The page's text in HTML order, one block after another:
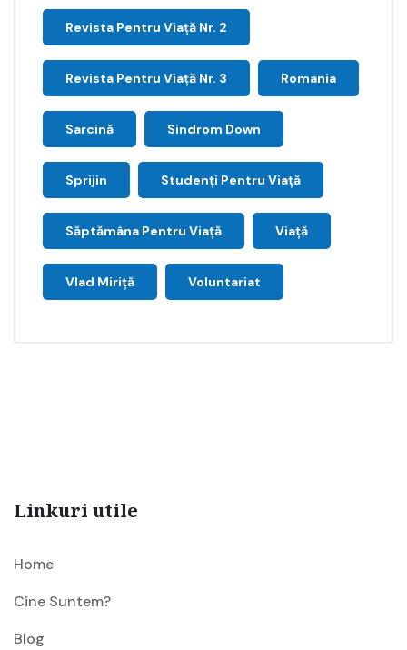
Revista Pentru Viață Nr. 2
Revista Pentru Viață Nr. 3 Romania
Sarcină Sindrom Down
Sprijin Studenți Pentru Viață
Săptămâna Pentru Viaţă Viață
Vlad Miriță Voluntariat
Linkuri utile
Home
Cine Suntem?
Blog